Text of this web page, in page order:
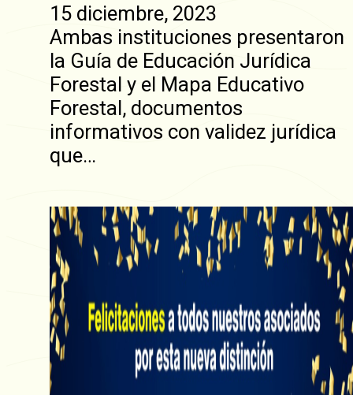
15 diciembre, 2023
Ambas instituciones presentaron
la Guía de Educación Jurídica
Forestal y el Mapa Educativo
Forestal, documentos
informativos con validez jurídica
que…